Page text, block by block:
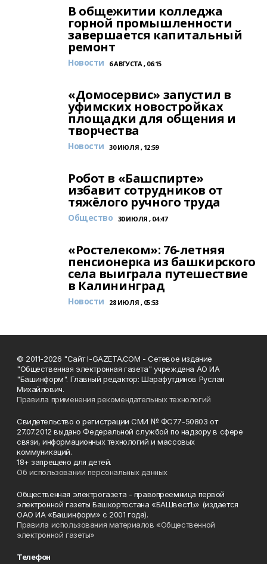
В общежитии колледжа
горной промышленности
завершается капитальный
ремонт
Новости 6 АВГУСТА , 06:15
«Домосервис» запустил в
уфимских новостройках
площадки для общения и
творчества
Новости 30 ИЮЛЯ , 12:59
Робот в «Башспирте»
избавит сотрудников от
тяжёлого ручного труда
Общество 30 ИЮЛЯ , 04:47
«Ростелеком»: 76-летняя
пенсионерка из башкирского
села выиграла путешествие
в Калининград
Новости 28 ИЮЛЯ , 05:53
© 2011-2026 "Сайт I-GAZETA.COM - Сетевое издание
"Общественная электронная газета" учреждена АО ИА
"Башинформ". Главный редактор: Шарафутдинов Руслан
Михайлович.
Правила применения рекомендательных технологий
Свидетельство о регистрации СМИ № ФС77-50803 от
27.07.2012 выдано Федеральной службой по надзору в сфере
связи, информационных технологий и массовых
коммуникаций.
18+ запрещено для детей.
Об использовании персональных данных
Общественная электрогазета - правопреемница первой
электронной газеты Башкортостана «БАШвестЪ» (издается
ОАО ИА «Башинформ» с 2001 года).
Правила использования материалов «Общественной
электронной газеты»
Телефон